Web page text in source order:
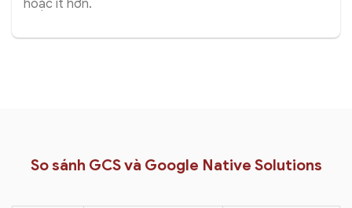
hoặc ít hơn.
So sánh GCS và Google Native Solutions